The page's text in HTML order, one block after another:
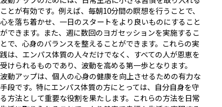
ことが有効です。例えば、毎朝10分間の瞑想を行うことで、
心を落ち着かせ、一日のスタートをより良いものにすること
ができます。また、週に数回のヨガセッションを実施するこ
とで、心身のバランスを整えることができます。これらの実
践は、エンパス体質の人々だけでなく、すべての人が恩恵を
受けられるものであり、波動を高める第一歩となります。
波動アップは、個人の心身の健康を向上させるための有力な
手段です。特にエンパス体質の方にとっては、自分自身を守
る方法として重要な役割を果たします。これらの方法を日常